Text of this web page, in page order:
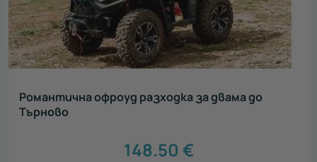
Романтична офроуд разходка за двама до
Търново
148.50 €